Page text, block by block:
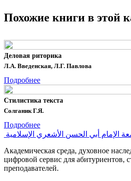
Похожие книги в этой
Деловая риторика
Л.А. Введенская, Л.Г. Павлова
Подробнее
Стилистика текста
Солганик Г.Я.
Подробнее
الإمام أبي الحسن الأشعري الإسلامية
Академическая среда, духовное
цифровой сервис для абитуриентов,
преподавателей.